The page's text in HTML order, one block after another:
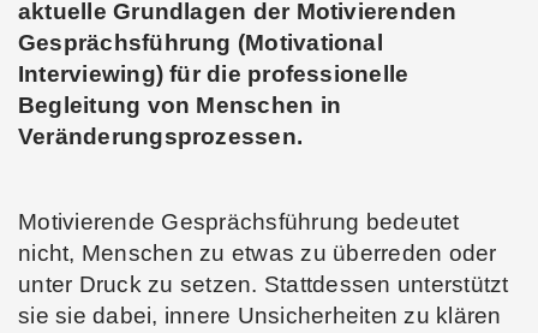
aktuelle Grundlagen der Motivierenden
Gesprächsführung (Motivational
Interviewing) für die professionelle
Begleitung von Menschen in
Veränderungsprozessen.
Motivierende Gesprächsführung bedeutet
nicht, Menschen zu etwas zu überreden oder
unter Druck zu setzen. Stattdessen unterstützt
sie sie dabei, innere Unsicherheiten zu klären